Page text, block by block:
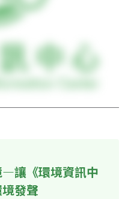
讓《環境資訊中
發聲